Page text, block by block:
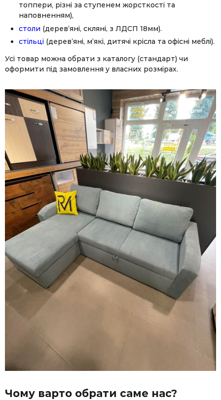
топпери, різні за ступенем жорсткості та
наповненням),
столи (дерев’яні, скляні, з ЛДСП 18мм).
стільці (дерев’яні, м’які, дитячі крісла та офісні меблі).
Усі товар можна обрати з каталогу (стандарт) чи
оформити під замовлення у власних розмірах.
Чому варто обрати саме нас?